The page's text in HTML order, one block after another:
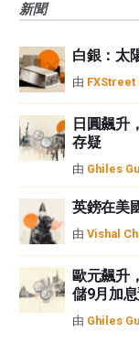
新聞
白銀：太
由 FXStreet
日圓飆升
存疑
由 Ghiles
英鎊在美
由 Vishal
歐元飆升
儲9月加
由 Ghiles